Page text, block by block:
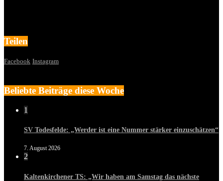
Teilen
Facebook Instagram
Beliebte Beiträge diese Woche
1
SV Todesfelde: „Werder ist eine Nummer stärker einzuschätzen“
7. August 2026
2
Kaltenkirchener TS: „Wir haben am Samstag das nächste